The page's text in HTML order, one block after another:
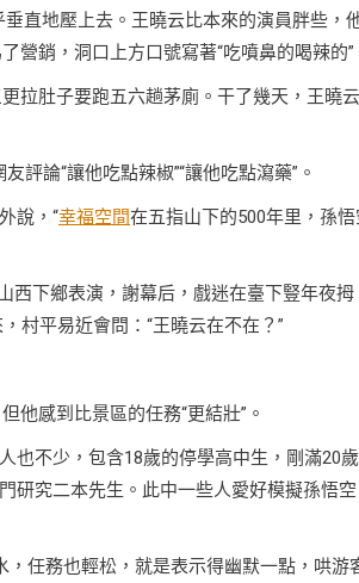
直地壓上去。王曉云比本來的演員胖些，
銷，洞口上方口號寫著“吃噴鼻的喝辣的”
拉肚子要跑五六趟茅廁。干了幾天，王曉
評論“讓他吃點辣椒”“讓他吃點瀉藥”。
說，“幸福空間在五指山下的500年里，孫悟
西下鄉表演，謝幕后，戲迷在臺下豎年夜拇
村平易近會問：“王曉云在不在？”
他感到比景區的任務“更結壯”。
也不少，包含18歲的停學高中生，剛滿20歲
研究二本先生。此中一些人愛好模擬孫悟空
任務也輕松，就是表示得幽默一點，哄游